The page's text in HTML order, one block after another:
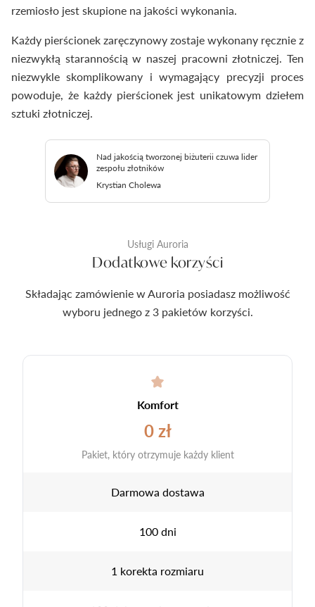
rzemiosło jest skupione na jakości wykonania.
Każdy pierścionek zaręczynowy zostaje wykonany ręcznie z
niezwykłą starannością w naszej pracowni złotniczej. Ten
niezwykle skomplikowany i wymagający precyzji proces
powoduje, że każdy pierścionek jest unikatowym dziełem
sztuki złotniczej.
Nad jakością tworzonej biżuterii czuwa lider
zespołu złotników
Krystian Cholewa
Usługi Auroria
Dodatkowe korzyści
Składając zamówienie w Auroria posiadasz możliwość
wyboru jednego z 3 pakietów korzyści.
Komfort
0 zł
Pakiet, który otrzymuje każdy klient
Darmowa dostawa
100 dni
1 korekta rozmiaru